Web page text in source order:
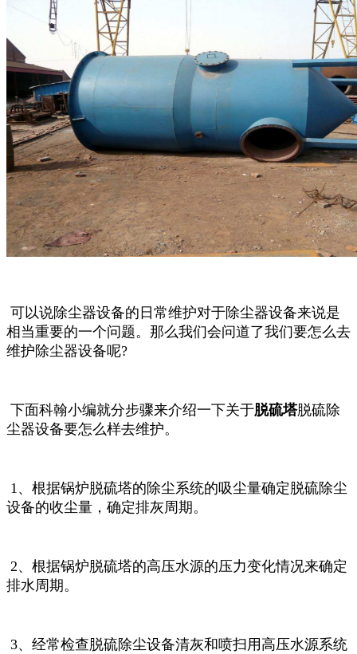
可以说除尘器设备的日常维护对于除尘器设备来说是
相当重要的一个问题。那么我们会问道了我们要怎么去
维护除尘器设备呢?
下面科翰小编就分步骤来介绍一下关于脱硫塔脱硫除
尘器设备要怎么样去维护。
1、根据锅炉脱硫塔的除尘系统的吸尘量确定脱硫除尘
设备的收尘量，确定排灰周期。
2、根据锅炉脱硫塔的高压水源的压力变化情况来确定
排水周期。
3、经常检查脱硫除尘设备清灰和喷扫用高压水源系统